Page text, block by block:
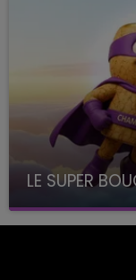
LE SUPER
avec La